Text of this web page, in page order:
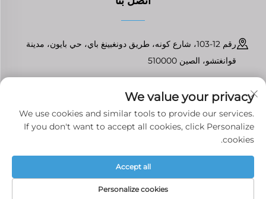
رقم 12-103، شارع كونه، طريق دونغبينغ باي، حي بايون، مدينة
قوانغتشو، الصين 510000
[email protected]
حقوق النشر © قوانغتشو تينفرونت لقطع غيار السيارات المحدودة جميع الحقوق
محفوظةسياسة الخصوصية
We value your privacy
We use cookies and similar tools to provide our services.
If you don't want to accept all cookies, click Personalize
cookies.
Personalize cookies
Accept all